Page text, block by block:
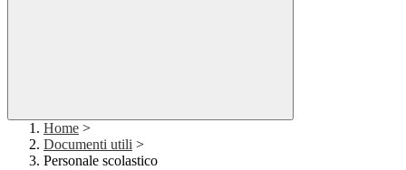
Home >
Documenti utili >
Personale scolastico